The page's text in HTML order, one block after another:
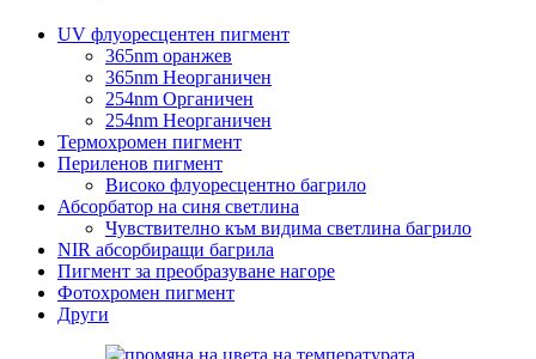
UV флуоресцентен пигмент
365nm оранжев
365nm Неорганичен
254nm Органичен
254nm Неорганичен
Термохромен пигмент
Периленов пигмент
Високо флуоресцентно багрило
Абсорбатор на синя светлина
Чувствително към видима светлина багрило
NIR абсорбиращи багрила
Пигмент за преобразуване нагоре
Фотохромен пигмент
Други